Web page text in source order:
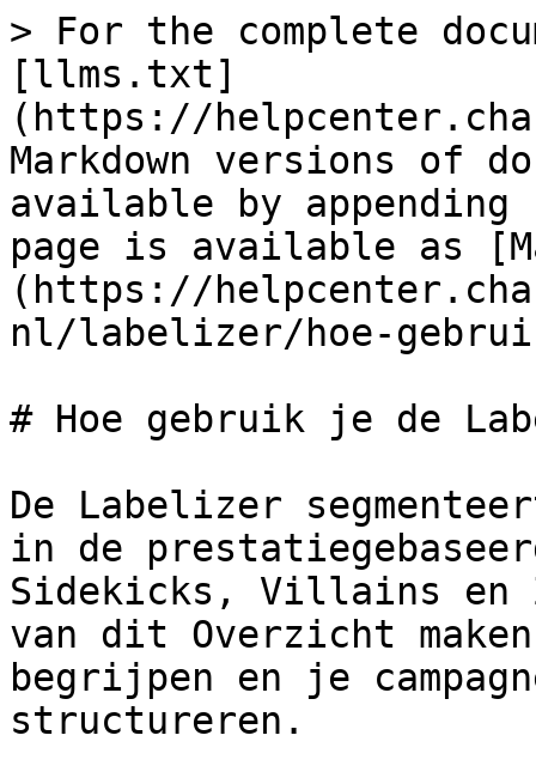
> For the complete
[llms.txt]
(https://
Markdown versions of
available by
page is available as
(https://
nl/labelizer/hoe-
# Hoe gebruik je de
De Labelizer
in de
Sidekicks, Villains en
van dit Overzicht
begrijpen en je
structureren.